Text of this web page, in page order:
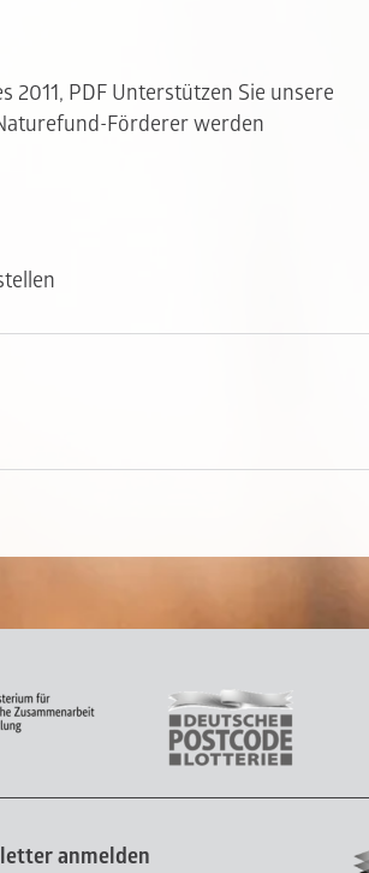
2011, PDF Unterstützen Sie unsere
Förderer werden
anmelden